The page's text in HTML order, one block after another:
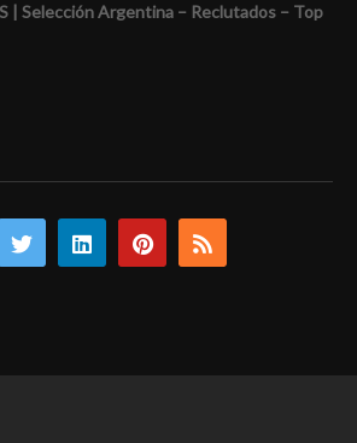
| Selección Argentina – Reclutados – Top